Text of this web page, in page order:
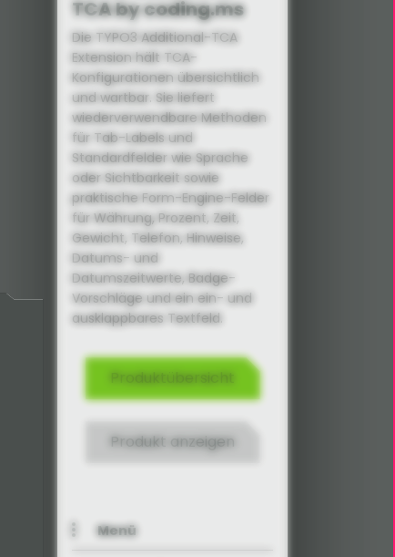
TCA by coding.ms
Die TYPO3 Additional-TCA
Extension hält TCA-
Konfigurationen übersichtlich
und wartbar. Sie liefert
wiederverwendbare Methoden
für Tab-Labels und
Standardfelder wie Sprache
oder Sichtbarkeit sowie
praktische Form-Engine-Felder
für Währung, Prozent, Zeit,
Gewicht, Telefon, Hinweise,
Datums- und
Datumszeitwerte, Badge-
Vorschläge und ein ein- und
ausklappbares Textfeld.
Produktübersicht
Produkt anzeigen
Menü